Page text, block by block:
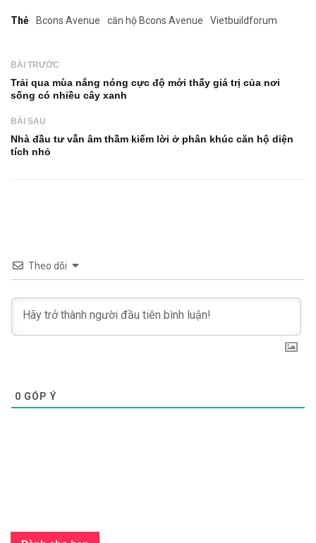
Thẻ Bcons Avenue căn hộ Bcons Avenue Vietbuildforum
BÀI TRƯỚC
Trải qua mùa nắng nóng cực độ mới thấy giá trị của nơi
sống có nhiều cây xanh
BÀI SAU
Nhà đầu tư vẫn âm thầm kiếm lời ở phân khúc căn hộ diện
tích nhỏ
Theo dõi
0 GÓP Ý